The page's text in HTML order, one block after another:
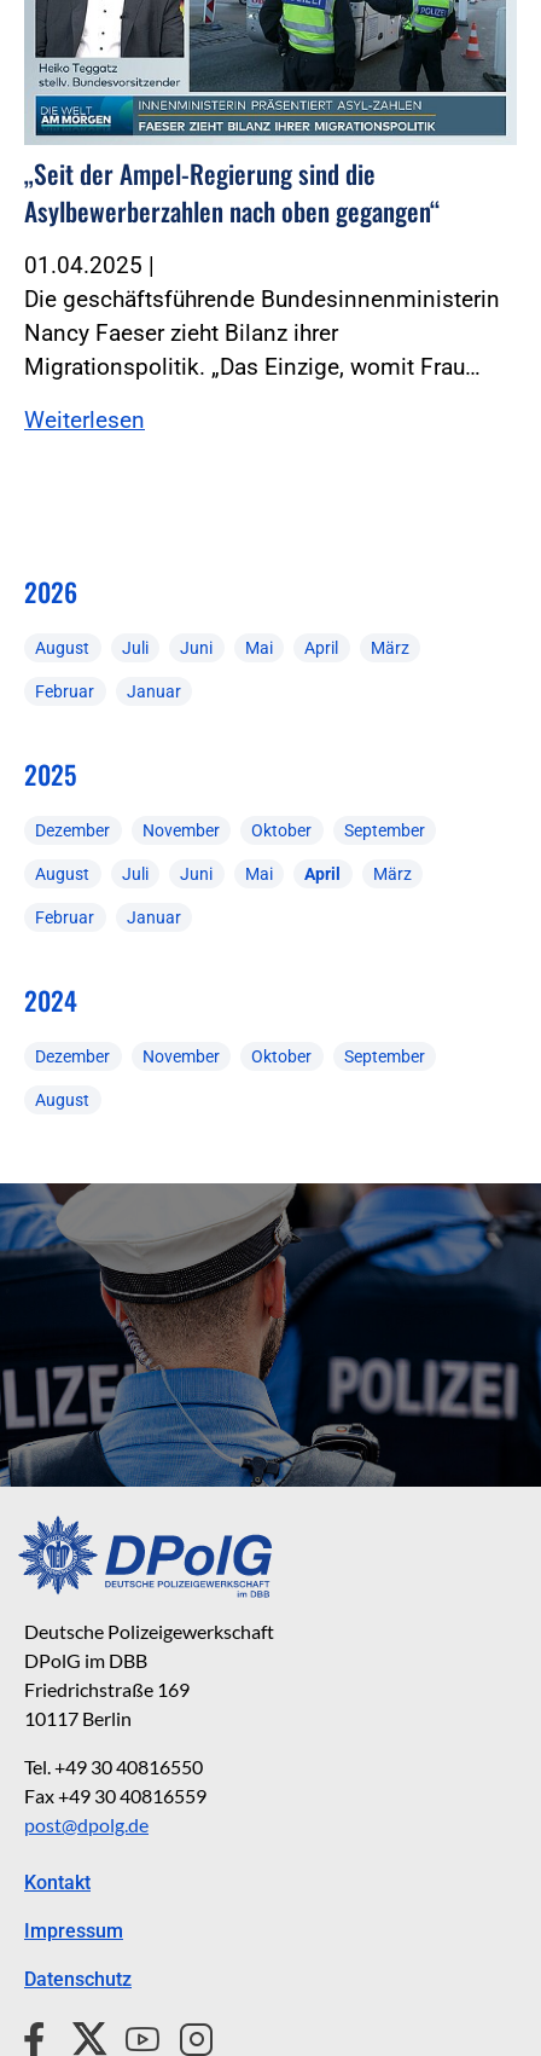
„Seit der Ampel-Regierung sind die
Asylbewerberzahlen nach oben gegangen“
01.04.2025 |
Die geschäftsführende Bundesinnenministerin
Nancy Faeser zieht Bilanz ihrer
Migrationspolitik. „Das Einzige, womit Frau…
Weiterlesen
2026
August Juli Juni Mai April März
Februar Januar
2025
Dezember November Oktober September
August Juli Juni Mai April März
Februar Januar
2024
Dezember November Oktober September
August
Deutsche Polizeigewerkschaft
DPolG im DBB
Friedrichstraße 169
10117 Berlin
Tel. +49 30 40816550
Fax +49 30 40816559
post@dpolg.de
Kontakt
Impressum
Datenschutz